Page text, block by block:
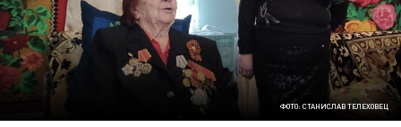
ФОТО: СТАНИСЛАВ ТЕЛЕХОВЕЦ